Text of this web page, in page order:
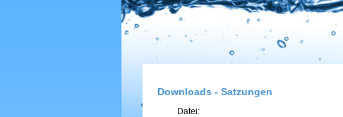
Downloads - Satzungen
Datei: